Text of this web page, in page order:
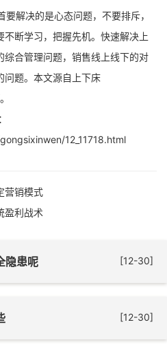
解决的是心态问题，不要排斥，
断学习，把握先机。快速解决上
合管理问题，销售线上线下的对
问题。本文源自上下床
12_11718.html
营销模式
盈利战术
隐患呢 [12-30]
[12-30]